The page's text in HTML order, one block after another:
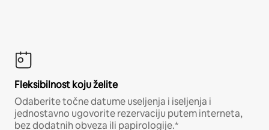
Fleksibilnost koju želite
Odaberite točne datume useljenja i iseljenja i
jednostavno ugovorite rezervaciju putem interneta,
bez dodatnih obveza ili papirologije.*